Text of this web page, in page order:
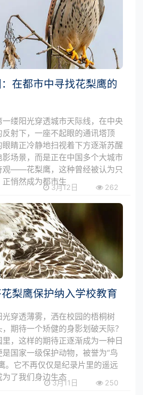
在都市中寻找花梨鹰的
缕阳光穿透城市天际线，在中央
射下，一座不起眼的通讯塔顶
睛正冷静地扫视着下方逐渐苏醒
场景，而是正在中国多个大城市
观——花梨鹰，这种曾经被认为只
悄然成为都市生
3月12日 262
梨鹰保护纳入学校教育
穿透薄雾，洒在校园的梧桐树
，期待一个矫健的身影划破天际？
，这样的期待正逐渐成为一种日
国家一级保护动物，被誉为“鸟
。它不再仅仅是纪录片里的遥远
了我们身边生态
3月11日 250